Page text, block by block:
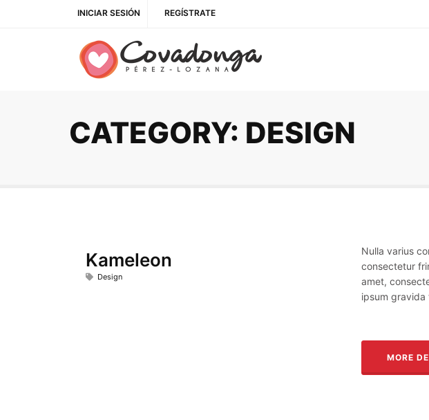
INICIAR SESIÓN REGÍSTRATE
CATEGORY: DESIGN
Kameleon
Design
Nulla varius
consectetur
amet,
ipsum
MORE